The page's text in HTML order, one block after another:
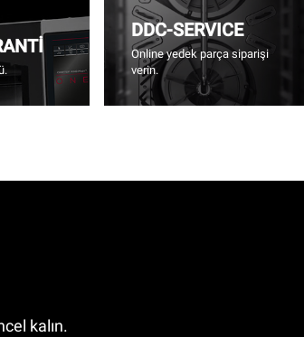
DDC-SERVICE
Online yedek parça siparişi
verin.
kalın.